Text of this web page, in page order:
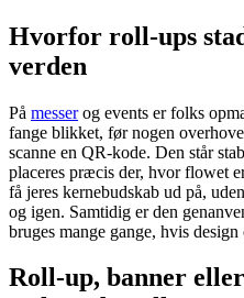
Hvorfor roll-ups
verden
På messerog events er folks
fange blikket, før nogen
scanne en QR-kode. Den står
placeres præcis der, hvor flowet
få jeres kernebudskab ud på,
og igen. Samtidig er den
bruges mange gange, hvis
Roll-up, banner